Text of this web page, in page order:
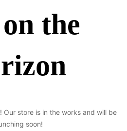
the
Our store is in the works and will be
soon!